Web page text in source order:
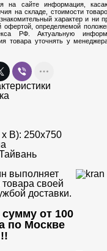
на сайте информация,
на складе, стоимости
характер и ни
офертой, определяемой
РФ. Актуальную
товара уточнять у
В): 250х750
выполняет
товара своей
доставки.
сумму от 100
по Москве